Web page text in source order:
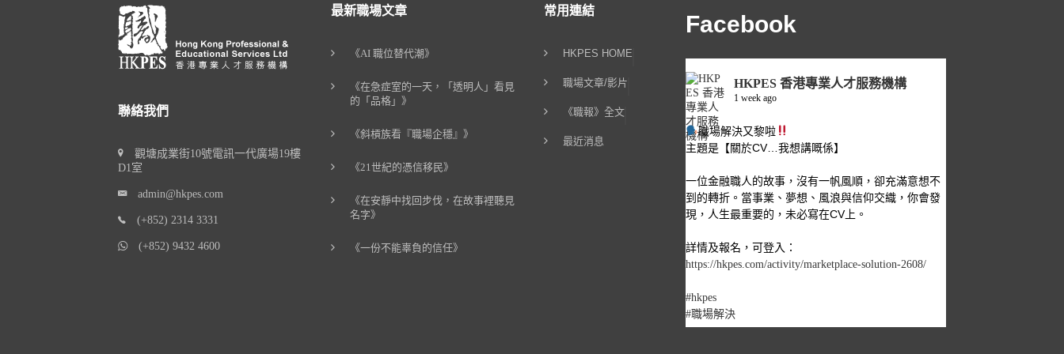
聯絡我們
觀塘成業街10號電訊一代廣場19樓
D1室
admin@hkpes.com
(+852) 2314 3331
(+852) 9432 4600
最新職場文章
《AI 職位替代潮》
《在急症室的一天，「透明人」看見
的「品格」》
《斜槓族看『職場企穩』》
《21世紀的憑信移民》
《在安靜中找回步伐，在故事裡聽見
名字》
《一份不能辜負的信任》
常用連結
HKPES HOME
職場文章/影片
《職報》全文
最近消息
Facebook
HKPES 香港專業人才服務機構
1 week ago
職場解決又黎啦
主題是【關於CV…我想講嘅係】
一位金融職人的故事，沒有一帆風順，卻充滿意想不
到的轉折。當事業、夢想、風浪與信仰交織，你會發
現，人生最重要的，未必寫在CV上。
詳情及報名，可登入：
https://hkpes.com/activity/marketplace-solution-2608/
#hkpes
#職場解決